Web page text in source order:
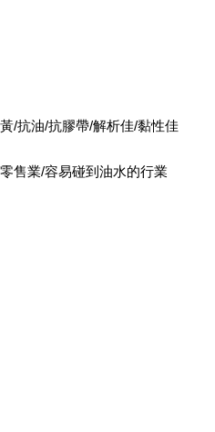
/抗油/抗膠帶/解析佳/黏性佳
售業/容易碰到油水的行業